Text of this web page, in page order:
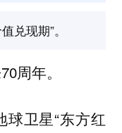
兑现期”。
周年。
卫星“东方红